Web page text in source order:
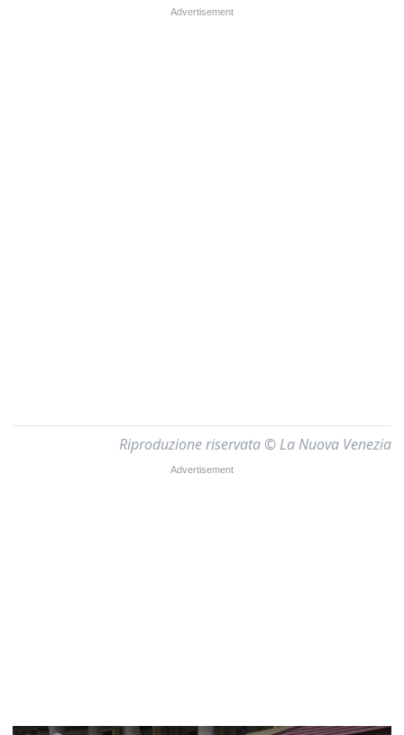
Riproduzione riservata © La Nuova Venezia